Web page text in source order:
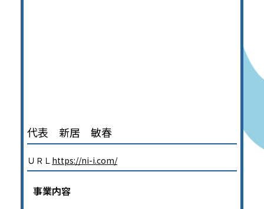
代表 新居 敏春
ＵＲＬ https://ni-i.com/
事業内容